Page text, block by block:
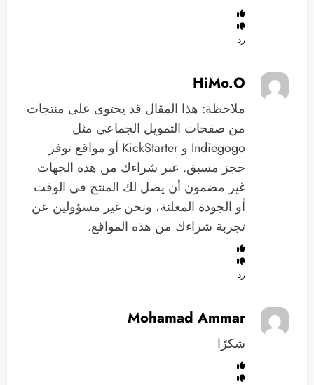
رد
HiMo.O
ملاحظة: هذا المقال قد يحتوى على منتجات
من صفحات التمويل الجماعي مثل
Indiegogo و KickStarter أو مواقع توفر
حجز مسبق. عبر شراءك من هذه الجهات
غير مضمون أن يصل لك المنتج في الوقت
أو الجودة المعلنة، ونحن غير مسؤولين عن
تجربة شراءك من هذه المواقع.
رد
Mohamad Ammar
شكرًا